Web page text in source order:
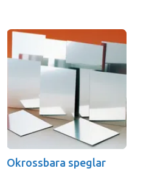
Okrossbara speglar